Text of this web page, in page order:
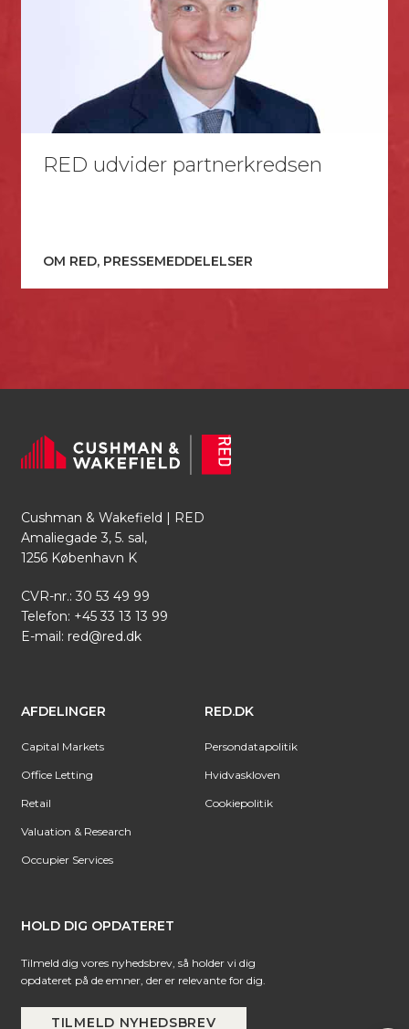
RED udvider partnerkredsen
OM RED, PRESSEMEDDELELSER
Cushman & Wakefield | RED
Amaliegade 3, 5. sal,
1256 København K
CVR-nr.: 30 53 49 99
Telefon: +45 33 13 13 99
E-mail: red@red.dk
AFDELINGER
Capital Markets
Office Letting
Retail
Valuation & Research
Occupier Services
RED.DK
Persondatapolitik
Hvidvaskloven
Cookiepolitik
HOLD DIG OPDATERET
Tilmeld dig vores nyhedsbrev, så holder vi dig
opdateret på de emner, der er relevante for dig.
TILMELD NYHEDSBREV